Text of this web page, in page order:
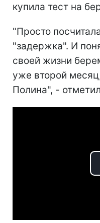
купила тест на
"Просто
"задержка". И
своей жизни
уже второй
Полина", -